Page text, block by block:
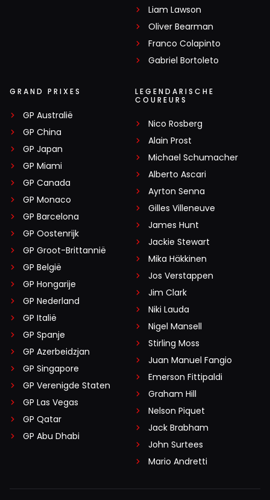
Liam Lawson
Oliver Bearman
Franco Colapinto
Gabriel Bortoleto
GRAND PRIXES
GP Australië
GP China
GP Japan
GP Miami
GP Canada
GP Monaco
GP Barcelona
GP Oostenrijk
GP Groot-Brittannië
GP België
GP Hongarije
GP Nederland
GP Italië
GP Spanje
GP Azerbeidzjan
GP Singapore
GP Verenigde Staten
GP Las Vegas
GP Qatar
GP Abu Dhabi
LEGENDARISCHE
COUREURS
Nico Rosberg
Alain Prost
Michael Schumacher
Alberto Ascari
Ayrton Senna
Gilles Villeneuve
James Hunt
Jackie Stewart
Mika Häkkinen
Jos Verstappen
Jim Clark
Niki Lauda
Nigel Mansell
Stirling Moss
Juan Manuel Fangio
Emerson Fittipaldi
Graham Hill
Nelson Piquet
Jack Brabham
John Surtees
Mario Andretti